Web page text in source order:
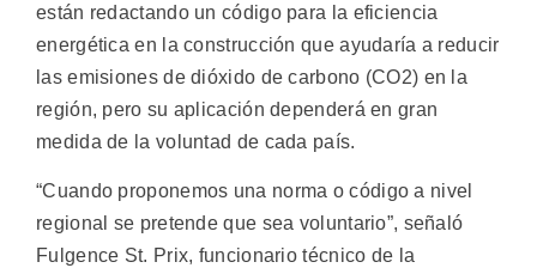
están redactando un código para la eficiencia
energética en la construcción que ayudaría a reducir
las emisiones de dióxido de carbono (CO2) en la
región, pero su aplicación dependerá en gran
medida de la voluntad de cada país.
“Cuando proponemos una norma o código a nivel
regional se pretende que sea voluntario”, señaló
Fulgence St. Prix, funcionario técnico de la